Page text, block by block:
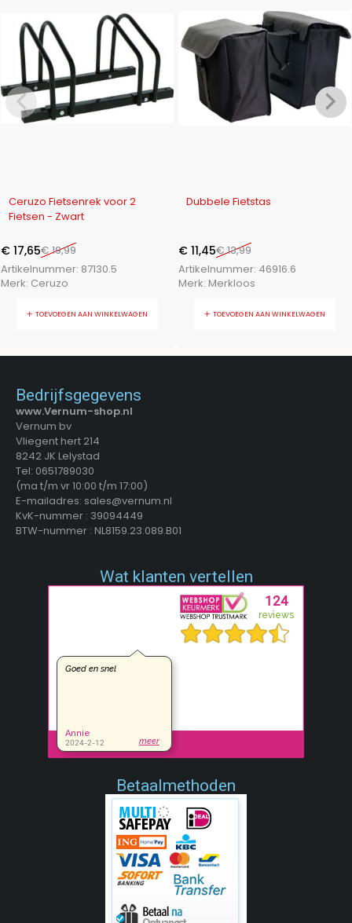
Ceruzo Fietsenrek voor 2
Fietsen - Zwart
€19,99
€ 17,65
Artikelnummer: 87130.5
Merk: Ceruzo
TOEVOEGEN AAN WINKELWAGEN
Dubbele Fietstas
€13,99
€ 11,45
Artikelnummer: 46916.6
Merk: Merkloos
TOEVOEGEN AAN WINKELWAGEN
Bedrijfsgegevens
www.Vernum-shop.nl
Vernum bv
Vliegent hert 214
8242 JK Lelystad
Tel: 0651789030
(ma t/m vr 10:00 t/m 17:00)
E-mailadres: sales@vernum.nl
KvK-nummer : 39094449
BTW-nummer : NL8159.23.089.B01
Wat klanten vertellen
Betaalmethoden